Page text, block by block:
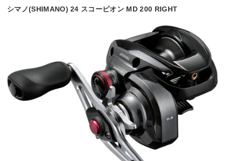
シマノ(SHIMANO) 24 スコーピオン MD 200 RIGHT